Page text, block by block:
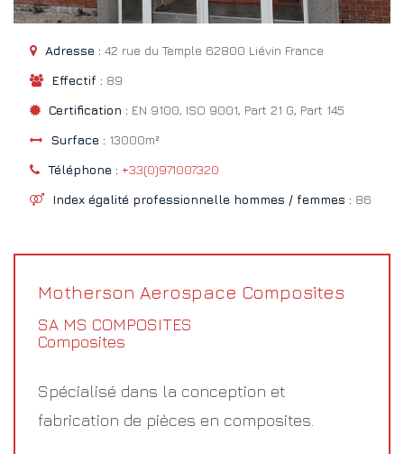
Adresse : 42 rue du Temple 62800 Liévin France
Effectif : 89
Certification : EN 9100, ISO 9001, Part 21 G, Part 145
Surface : 13000m²
Téléphone : +33(0)971007320
Index égalité professionnelle hommes / femmes : 86
Motherson Aerospace Composites
SA MS COMPOSITES
Composites
Spécialisé dans la conception et
fabrication de pièces en composites.